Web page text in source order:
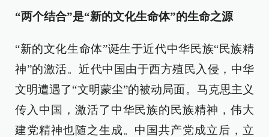
“两个结合”是“新的文化生命体”的生命之源
“新的文化生命体”诞生于近代中华民族“民族精
神”的激活。近代中国由于西方殖民入侵，中华
文明遭遇了“文明蒙尘”的被动局面。马克思主义
传入中国，激活了中华民族的民族精神，伟大
建党精神也随之生成。中国共产党成立后，立